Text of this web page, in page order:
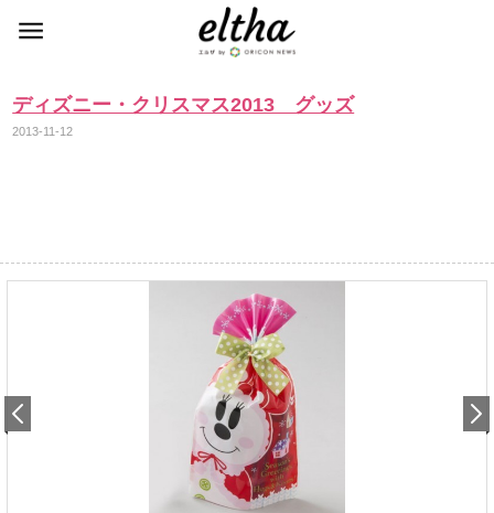
ディズニー・クリスマス2013 グッズ
2013-11-12